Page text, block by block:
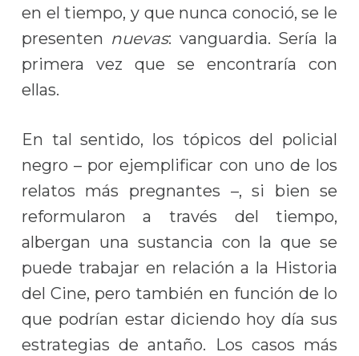
en el tiempo, y que nunca conoció, se le
presenten nuevas: vanguardia. Sería la
primera vez que se encontraría con
ellas.
En tal sentido, los tópicos del policial
negro – por ejemplificar con uno de los
relatos más pregnantes –, si bien se
reformularon a través del tiempo,
albergan una sustancia con la que se
puede trabajar en relación a la Historia
del Cine, pero también en función de lo
que podrían estar diciendo hoy día sus
estrategias de antaño. Los casos más